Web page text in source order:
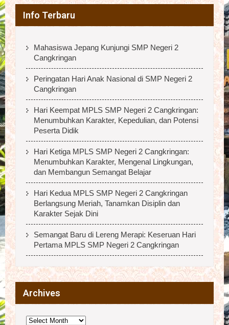
Info Terbaru
Mahasiswa Jepang Kunjungi SMP Negeri 2
Cangkringan
Peringatan Hari Anak Nasional di SMP Negeri 2
Cangkringan
Hari Keempat MPLS SMP Negeri 2 Cangkringan:
Menumbuhkan Karakter, Kepedulian, dan Potensi
Peserta Didik
Hari Ketiga MPLS SMP Negeri 2 Cangkringan:
Menumbuhkan Karakter, Mengenal Lingkungan,
dan Membangun Semangat Belajar
Hari Kedua MPLS SMP Negeri 2 Cangkringan
Berlangsung Meriah, Tanamkan Disiplin dan
Karakter Sejak Dini
Semangat Baru di Lereng Merapi: Keseruan Hari
Pertama MPLS SMP Negeri 2 Cangkringan
Archives
Archives